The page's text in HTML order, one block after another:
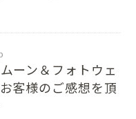
ーン＆フォトウェ
客様のご感想を頂